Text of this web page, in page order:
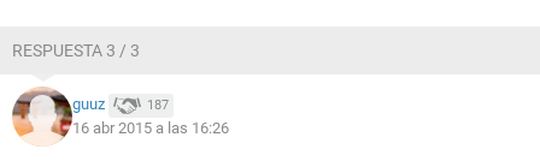
RESPUESTA 3 / 3
guuz 187
16 abr 2015 a las 16:26